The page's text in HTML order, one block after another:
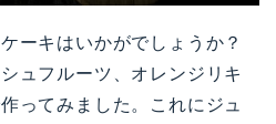
ーキはいかがでしょうか？
ュフルーツ、オレンジリキ
ってみました。これにジュ